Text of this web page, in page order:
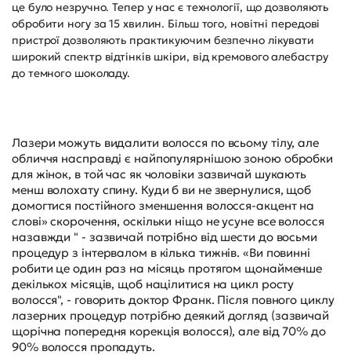
це було незручно. Тепер у нас є технології, що дозволяють
обробити ногу за 15 хвилин. Більш того, новітні передові
пристрої дозволяють практикуючим безпечно лікувати
широкий спектр відтінків шкіри, від кремового алебастру
до темного шоколаду.
Лазери можуть видалити волосся по всьому тілу, але
обличчя насправді є найпопулярнішою зоною обробки
для жінок, в той час як чоловіки зазвичай шукають
менш волохату спину. Куди б ви не звернулися, щоб
домогтися постійного зменшення волосся-акцент на
слові» скорочення, оскільки ніщо не усуне все волосся
назавжди " - зазвичай потрібно від шести до восьми
процедур з інтервалом в кілька тижнів. «Ви повинні
робити це один раз на місяць протягом щонайменше
декількох місяців, щоб націлитися на цикл росту
волосся", - говорить доктор Франк. Після повного циклу
лазерних процедур потрібно деякий догляд (зазвичай
щорічна попередня корекція волосся), але від 70% до
90% волосся пропадуть.